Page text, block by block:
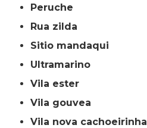
peruche
rua zilda
sitio mandaqui
ultramarino
vila ester
vila gouvea
vila nova cachoeirinha